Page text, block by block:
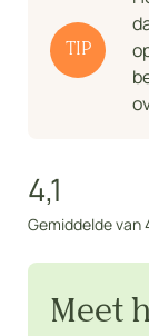
TIP
4,1
Gemiddelde van
Meet